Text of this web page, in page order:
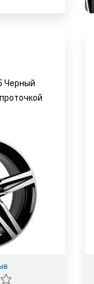
Черный